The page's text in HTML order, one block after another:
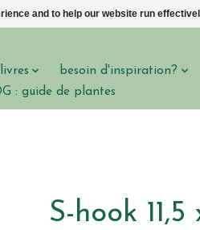
livres besoin d'inspiration?
: guide de plantes
S-hook
and to help our website run